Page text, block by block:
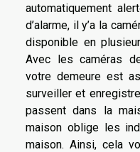
automatiquement
d’alarme, il y’a la
disponible en
Avec les caméras
votre demeure est
surveiller et
passent dans la
maison oblige les
maison. Ainsi, cela